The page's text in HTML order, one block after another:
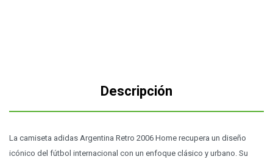
Descripción
La camiseta adidas Argentina Retro 2006 Home recupera un diseño
icónico del fútbol internacional con un enfoque clásico y urbano. Su